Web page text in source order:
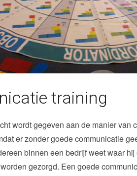
training
wordt gegeven aan de manier van
er zonder goede communicatie
binnen een bedrijf weet waar
gezorgd. Een goede